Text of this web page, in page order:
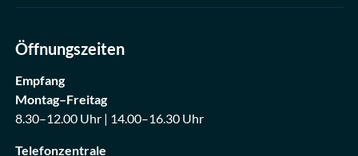
Öffnungszeiten
Empfang
Montag–Freitag
8.30–12.00 Uhr | 14.00–16.30 Uhr
Telefonzentrale